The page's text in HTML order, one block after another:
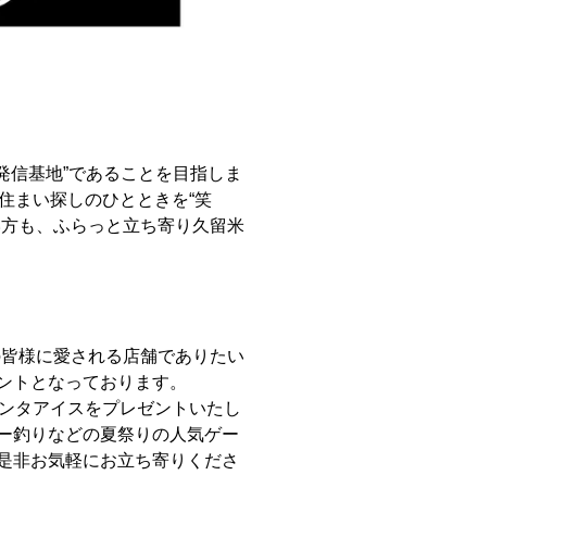
基地”であることを目指しま
まい探しのひとときを“笑
も、ふらっと立ち寄り久留米
様に愛される店舗でありたい
となっております。
タアイスをプレゼントいたし
釣りなどの夏祭りの人気ゲー
非お気軽にお立ち寄りくださ